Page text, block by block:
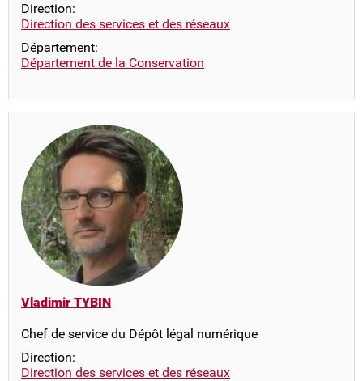
Direction:
Direction des services et des réseaux
Département:
Département de la Conservation
Vladimir TYBIN
Chef de service du Dépôt légal numérique
Direction:
Direction des services et des réseaux